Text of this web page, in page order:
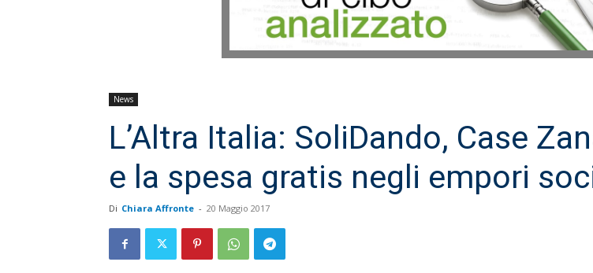
News
L’Altra Italia: SoliDando, Case
e la spesa gratis negli empori
Di Chiara Affronte - 20 Maggio 2017